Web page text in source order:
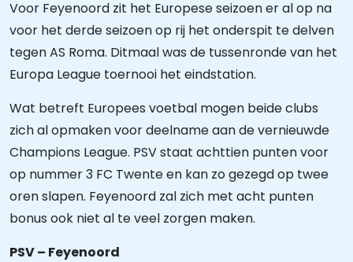
Voor Feyenoord zit het Europese seizoen er al op na
voor het derde seizoen op rij het onderspit te delven
tegen AS Roma. Ditmaal was de tussenronde van het
Europa League toernooi het eindstation.
Wat betreft Europees voetbal mogen beide clubs
zich al opmaken voor deelname aan de vernieuwde
Champions League. PSV staat achttien punten voor
op nummer 3 FC Twente en kan zo gezegd op twee
oren slapen. Feyenoord zal zich met acht punten
bonus ook niet al te veel zorgen maken.
PSV – Feyenoord